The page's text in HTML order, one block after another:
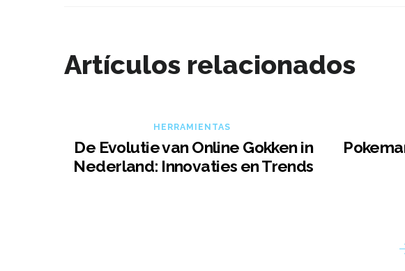
Artículos relacionados
HERRAMIENTAS
De Evolutie van Online Gokken in
Nederland: Innovaties en Trends